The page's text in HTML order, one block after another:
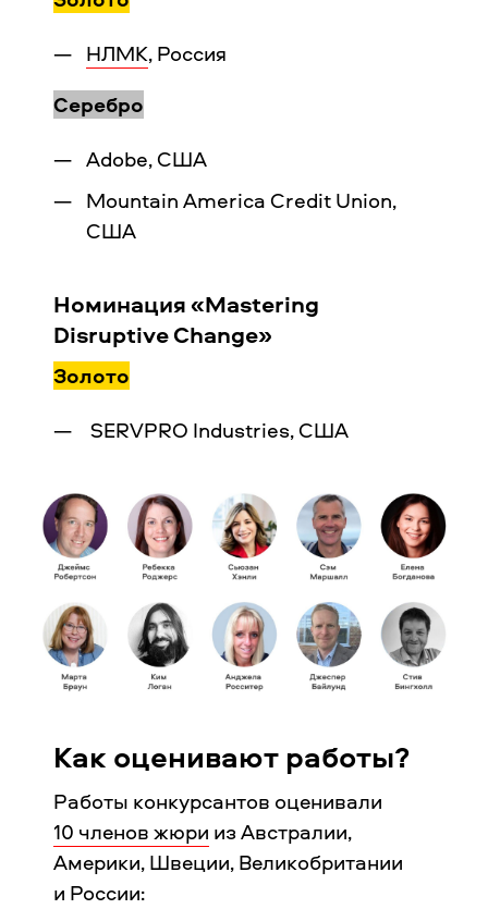
НЛМК, Россия
Серебро
Adobe, США
Mountain America Credit Union,
США
Номинация «Mastering
Disruptive Change»
Золото
SERVPRO Industries, США
Как оценивают работы?
Работы конкурсантов оценивали
10 членов жюри из Австралии,
Америки, Швеции, Великобритании
и России: